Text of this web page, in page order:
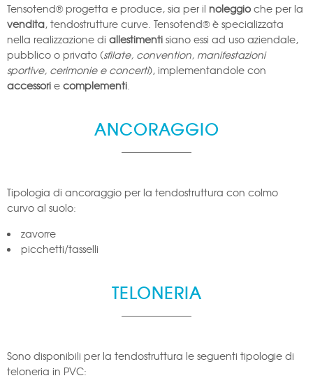
Tensotend® progetta e produce, sia per il noleggio che per la
vendita, tendostrutture curve. Tensotend® è specializzata
nella realizzazione di allestimenti siano essi ad uso aziendale,
pubblico o privato (sfilate, convention, manifestazioni
sportive, cerimonie e concerti), implementandole con
accessori e complementi
ANCORAGGIO
Tipologia di ancoraggio per la tendostruttura con colmo
curvo al suolo:
zavorre
picchetti/tasselli
TELONERIA
Sono disponibili per la tendostruttura le seguenti tipologie di
teloneria in PVC: